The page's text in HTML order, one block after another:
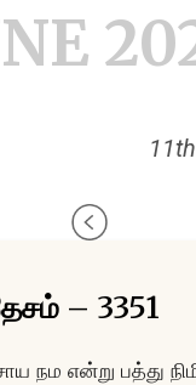
– 3351
நம என்று பத்து